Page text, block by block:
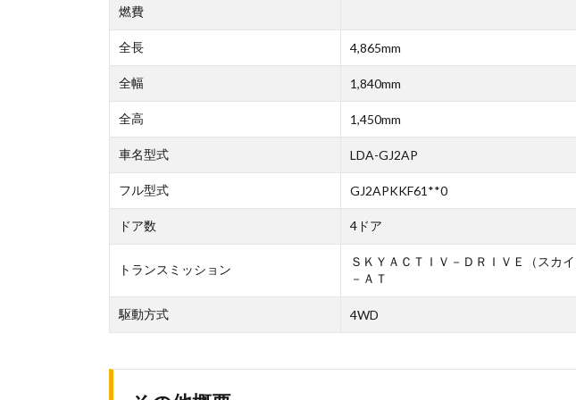
燃費
全長 4,865mm
全幅 1,840mm
全高 1,450mm
車名型式 LDA-GJ2AP
フル型式 GJ2APKKF61**0
ドア数 4ドア
トランスミッション
ＳＫＹＡＣＴＩＶ－ＤＲＩＶＥ（スカ
－ＡＴ
駆動方式 4WD